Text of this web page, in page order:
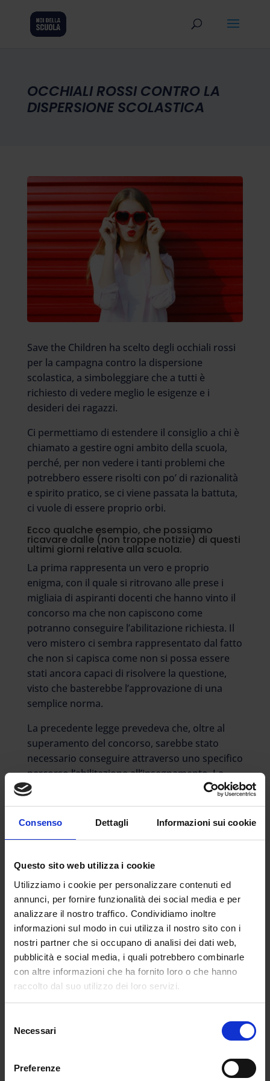
Consenso Dettagli Informazioni sui cookie
Questo sito web utilizza i cookie
Utilizziamo i cookie per personalizzare contenuti ed
annunci, per fornire funzionalità dei social media e per
analizzare il nostro traffico. Condividiamo inoltre
informazioni sul modo in cui utilizza il nostro sito con i
nostri partner che si occupano di analisi dei dati web,
pubblicità e social media, i quali potrebbero combinarle
con altre informazioni che ha fornito loro o che hanno
raccolto dal suo utilizzo dei loro servizi.
delNecessari
Preferenze
OCCHIALI ROSSI CONTRO LA
DISPERSIONE SCOLASTICA
Save the Children ha scelto degli occhiali rossi
per la campagna contro la dispersione
scolastica, a simboleggiare che a tutti è
richiesto di vedere meglio le esigenze e i
desideri dei ragazzi.
Ci permettiamo di estendere il consiglio a chi è
chiamato a gestire ogni ambito della scuola,
perché, per non vedere i tanti problemi che
potrebbero essere risolti con po’ di razionalità
e spirito pratico, se ci viene passata la battuta,
ci vuole di essere proprio orbi.
Ecco qualche esempio, che possiamo
ricavare dalle (non troppe notizie) di questi
ultimi giorni relative alla scuola.
La prima rappresenta un vero e proprio
enigma, con il quale si ritrovano alle prese i
migliaia di aspiranti docenti che hanno vinto il
concorso ma che non capiscono come
potranno conseguire l’abilitazione richiesta. Il
vero mistero ci sembra rappresentato dal fatto
che non si capisca come non si possa essere
stati ancora capaci di risolvere la questione,
visto che basterebbe l’approvazione di una
semplice norma.
La precedente legge prevedeva che, oltre al
superamento del concorso, sarebbe stato
necessario conseguire attraverso uno specifico
percorso l’abilitazione all’insegnamento. La
norma in questione è sparita dall’ultimo
decreto ma resta in vigore la richiesta di
abilitazione. Per risolvere il tutto basterebbe
semplicissima ma alla quale a oggi non si è
ancora pensato.
Seconda triste vicenda. Tra Governo e
sindacati è scontro sulla decisione di
prevedere 25 ore di formazione obbligatoria
per gli insegnati sul sostegno ai ragazzi con
difficoltà. Ancora non è stato reso noto il
decreto ma già i sindacati hanno comunicato
cose, se non fosse per un particolare, che ha
base alla legge il decreto doveva essere